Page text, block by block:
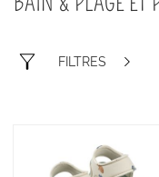
FILTRES